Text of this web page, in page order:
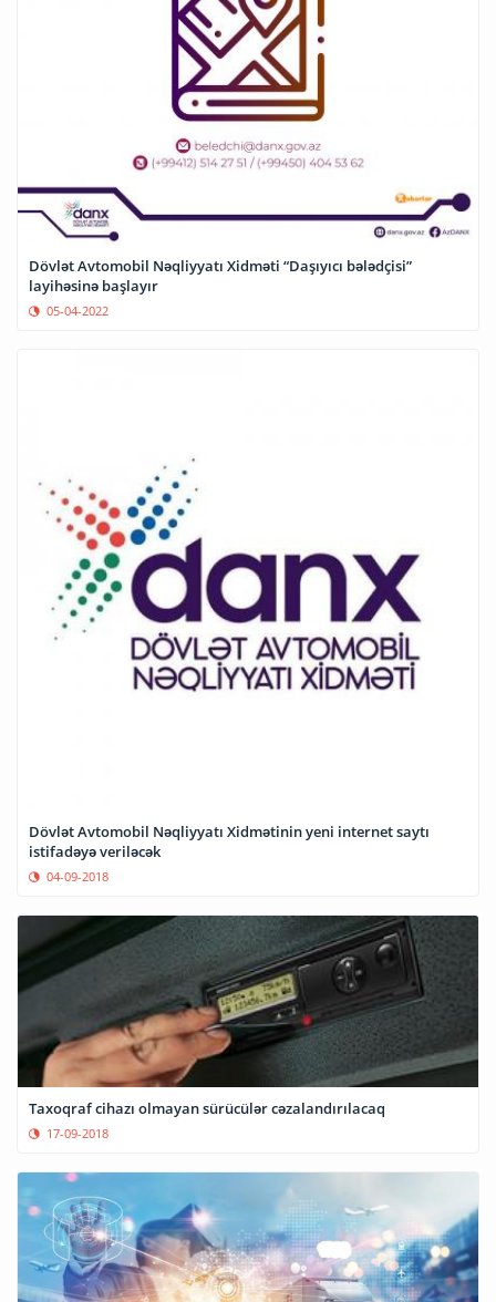
Dövlət Avtomobil Nəqliyyatı Xidməti “Daşıyıcı bələdçisi”
layihəsinə başlayır
05-04-2022
Dövlət Avtomobil Nəqliyyatı Xidmətinin yeni internet saytı
istifadəyə veriləcək
04-09-2018
Taxoqraf cihazı olmayan sürücülər cəzalandırılacaq
17-09-2018